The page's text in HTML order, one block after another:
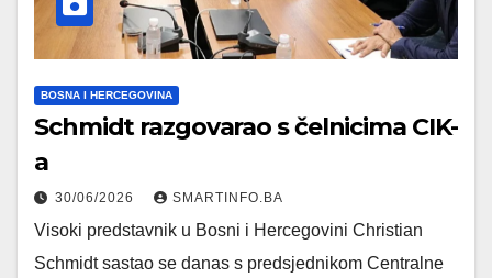
BOSNA I HERCEGOVINA
Schmidt razgovarao s čelnicima CIK-
a
30/06/2026 SMARTINFO.BA
Visoki predstavnik u Bosni i Hercegovini Christian
Schmidt sastao se danas s predsjednikom Centralne